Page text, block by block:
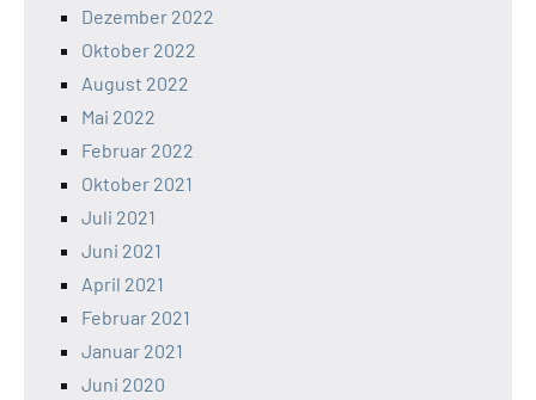
Dezember 2022
Oktober 2022
August 2022
Mai 2022
Februar 2022
Oktober 2021
Juli 2021
Juni 2021
April 2021
Februar 2021
Januar 2021
Juni 2020